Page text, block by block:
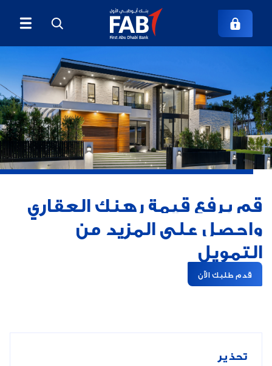
قم برفع قيمة رهنك العقاري
واحصل على المزيد من
التمويل
قدم طلبك الآن
تحذير